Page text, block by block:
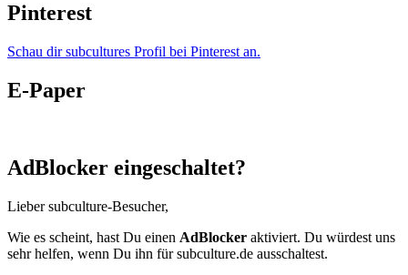
Pinterest
Schau dir subcultures Profil bei Pinterest an.
E-Paper
AdBlocker eingeschaltet?
Lieber subculture-Besucher,
Wie es scheint, hast Du einen AdBlocker aktiviert. Du würdest uns
sehr helfen, wenn Du ihn für subculture.de ausschaltest.